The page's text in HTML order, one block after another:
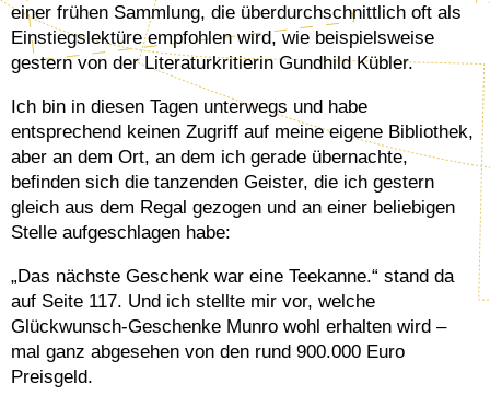
einer frühen Sammlung, die überdurchschnittlich oft als
Einstiegslektüre empfohlen wird, wie beispielsweise
gestern von der Literaturkritierin Gundhild Kübler.
Ich bin in diesen Tagen unterwegs und habe
entsprechend keinen Zugriff auf meine eigene Bibliothek,
aber an dem Ort, an dem ich gerade übernachte,
befinden sich die tanzenden Geister, die ich gestern
gleich aus dem Regal gezogen und an einer beliebigen
Stelle aufgeschlagen habe:
„Das nächste Geschenk war eine Teekanne.“ stand da
auf Seite 117. Und ich stellte mir vor, welche
Glückwunsch-Geschenke Munro wohl erhalten wird –
mal ganz abgesehen von den rund 900.000 Euro
Preisgeld.